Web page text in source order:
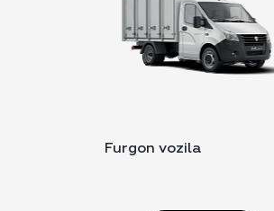
Furgon vozila